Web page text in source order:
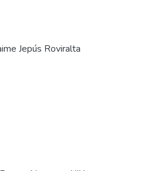
Jepús Roviralta